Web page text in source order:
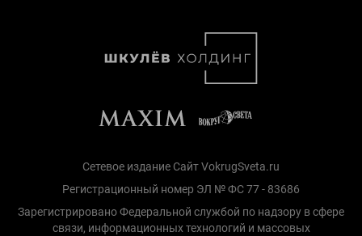
Сетевое издание Сайт VokrugSveta.ru
Регистрационный номер ЭЛ № ФС 77 - 83686
Зарегистрировано Федеральной службой по надзору в сфере
связи, информационных технологий и массовых